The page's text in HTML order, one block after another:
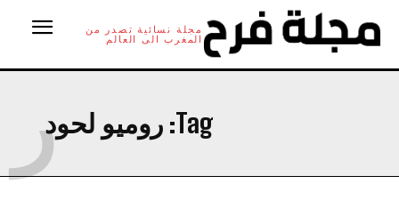
مجلة نسائية تصدر من
المغرب الى العالم
Tag: روميو لحود
ر